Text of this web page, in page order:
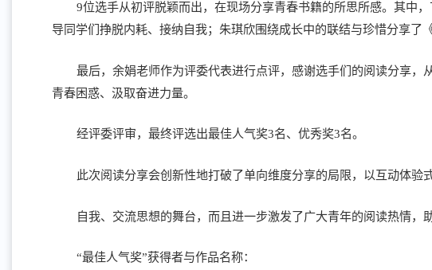
9位选手从初评脱颖而出，在现场分享青春书籍的所思所感。其中
导同学们挣脱内耗、接纳自我；朱琪欣围绕成长中的联结与珍惜分享
最后，余娟老师作为评委代表进行点评，感谢选手们的阅读分享
青春困惑、汲取奋进力量。
经评委评审，最终评选出最佳人气奖3名、优秀奖3名。
此次阅读分享会创新性地打破了单向维度分享的局限，以互动体
自我、交流思想的舞台，而且进一步激发了广大青年的阅读热情
“最佳人气奖”获得者与作品名称：